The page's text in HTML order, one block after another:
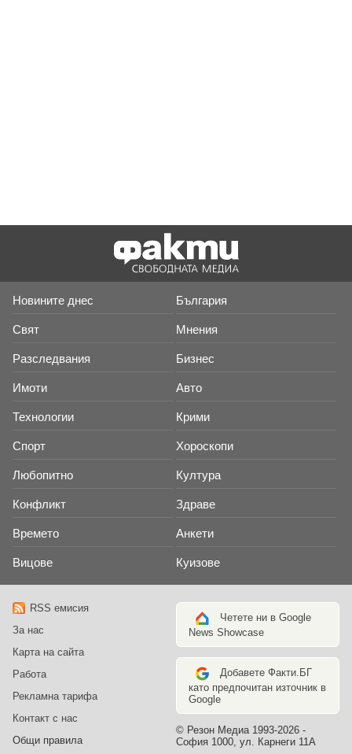
Новините днес България
Свят Мнения
Разследвания Бизнес
Имоти Авто
Технологии Крими
Спорт Хороскопи
Любопитно Култура
Конфликт Здраве
Времето Анкети
Вицове Куизове
RSS емисия
За нас
Карта на сайта
Работа
Рекламна тарифа
Контакт с нас
Общи правила
Четете ни в Google
News Showcase
Добавете Факти.БГ
като предпочитан източник в
Google
© Резон Медиа 1993-2026 -
София 1000, ул. Карнеги 11А